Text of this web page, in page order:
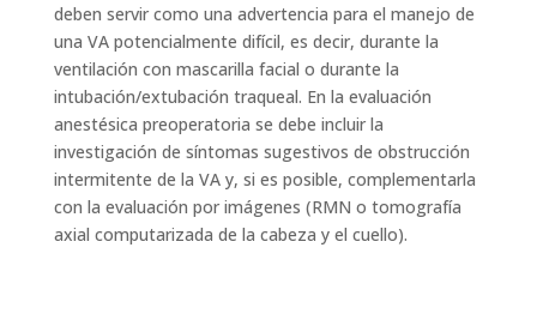
deben servir como una advertencia para el manejo de
una VA potencialmente difícil, es decir, durante la
ventilación con mascarilla facial o durante la
intubación/extubación traqueal. En la evaluación
anestésica preoperatoria se debe incluir la
investigación de síntomas sugestivos de obstrucción
intermitente de la VA y, si es posible, complementarla
con la evaluación por imágenes (RMN o tomografía
axial computarizada de la cabeza y el cuello).